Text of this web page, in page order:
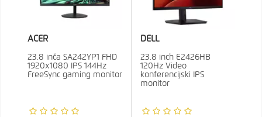
ACER
23.8 inča SA242YP1 FHD
1920x1080 IPS 144Hz
FreeSync gaming monitor
DELL
23.8 inch E2426HB
120Hz Video
konferencijski IPS
monitor